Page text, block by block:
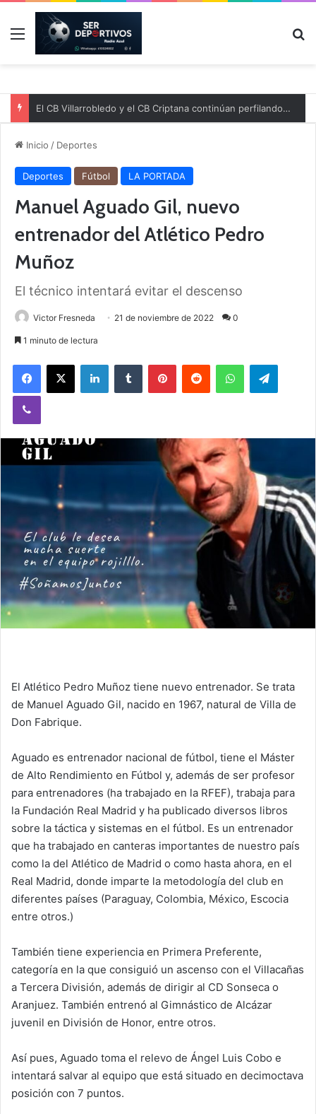
Menú
El CB Villarrobledo y el CB Criptana continúan perfilando sus plantillas
Inicio / Deportes
Deportes Fútbol LA PORTADA
Manuel Aguado Gil, nuevo
entrenador del Atlético Pedro
Muñoz
El técnico intentará evitar el descenso
Victor Fresneda 21 de noviembre de 2022 0
1 minuto de lectura
El Atlético Pedro Muñoz tiene nuevo entrenador. Se trata
de Manuel Aguado Gil, nacido en 1967, natural de Villa de
Don Fabrique.
Aguado es entrenador nacional de fútbol, tiene el Máster
de Alto Rendimiento en Fútbol y, además de ser profesor
para entrenadores (ha trabajado en la RFEF), trabaja para
la Fundación Real Madrid y ha publicado diversos libros
sobre la táctica y sistemas en el fútbol. Es un entrenador
que ha trabajado en canteras importantes de nuestro país
como la del Atlético de Madrid o como hasta ahora, en el
Real Madrid, donde imparte la metodología del club en
diferentes países (Paraguay, Colombia, México, Escocia
entre otros.)
También tiene experiencia en Primera Preferente,
categoría en la que consiguió un ascenso con el Villacañas
a Tercera División, además de dirigir al CD Sonseca o
Aranjuez. También entrenó al Gimnástico de Alcázar
juvenil en División de Honor, entre otros.
Así pues, Aguado toma el relevo de Ángel Luis Cobo e
intentará salvar al equipo que está situado en decimoctava
posición con 7 puntos.